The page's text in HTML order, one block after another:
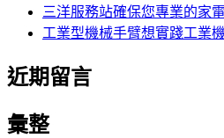
三洋服務站確保您專業的家
工業型機械手臂想實踐工業
近期留言
彙整